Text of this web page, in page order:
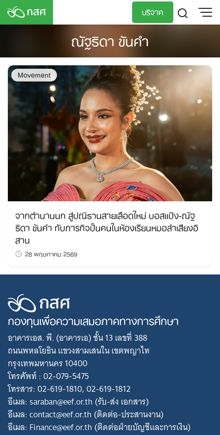
Skip
บริจาค
ณัฐธิดา ขันคำ
Movement
จากตำนานนก สู่ปณิธานสายเลือดใหม่ บอสแป้ง-ณัฐ
ธิดา ขันคำ กับภารกิจปั้นคนในห้องเรียนหมอลำเสียงอิ
สาน
28 พฤษภาคม 2569
กองทุนเพื่อความเสมอภาคทางการศึกษา
อาคารเอส. พี. (อาคารเอ) ชั้น 13 เลขที่ 388
ถนนพหลโยธิน แขวงสามเสนใน เขตพญาไท
กรุงเทพมหานคร 10400
โทรศัพท์ : 02-079-5475
โทรสาร: 02-619-1810, 02-619-1812
อีเมล: saraban@eef.or.th (รับ-ส่ง เอกสาร)
อีเมล: contact@eef.or.th (ติดต่อ-ประสานงาน)
อีเมล: Finance@eef.or.th (ติดต่อฝ่ายบัญชีและการเงิน)